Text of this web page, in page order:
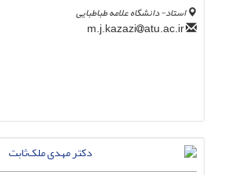
استاد- دانشگاه علامه طباطبایی
atu.ac.ir